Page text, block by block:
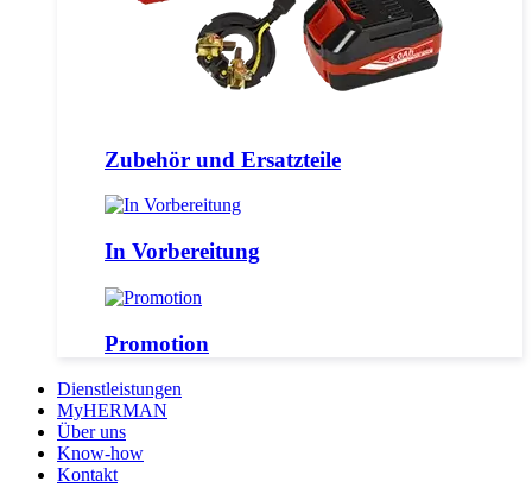
Zubehör und Ersatzteile
In Vorbereitung
Promotion
Dienstleistungen
MyHERMAN
Über uns
Know-how
Kontakt